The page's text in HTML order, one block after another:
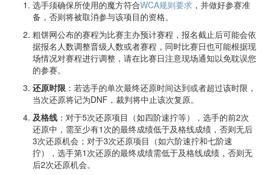
选手须确保所使用的魔方符合WCA规则要求 ，并做好参赛准
备，否则将被取消参与该项目的资格。
粗饼网公布的赛程为比赛主办预计赛程，报名截止后可能会依
据报名人数调整晋级人数或者赛程，同时比赛日也可能根据现
场情况对赛程进行调整，请在比赛日注意现场通知以免耽误您
的参赛。
还原时限 ：若选手的单次最终还原时间达到或者超过该时限，
当次还原将记为DNF，裁判将中止该次复原。
及格线 ：对于5次还原项目（如四阶速拧等），选手的前2次
还原中，需至少有1次的最终成绩低于及格线成绩，否则无后
3次还原机会；对于3次还原项目（如六阶速拧和七阶速
拧），选手第1次还原的最终成绩需低于及格线成绩，否则无
后2次还原机会。